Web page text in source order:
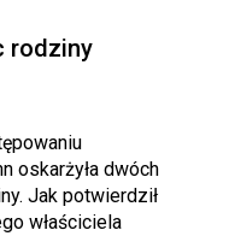
rodziny
oskarżyła dwóch
Jak potwierdził
właściciela